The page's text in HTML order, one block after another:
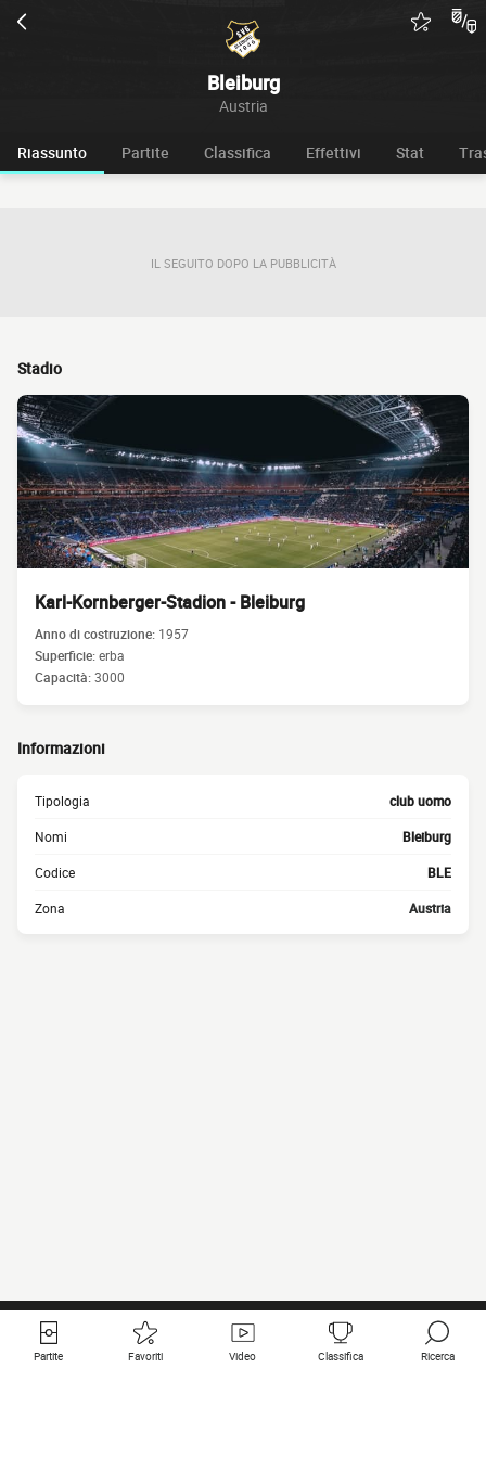
Bleiburg
Austria
Riassunto Partite Classifica Effettivi Stat
IL SEGUITO DOPO LA PUBBLICITÀ
Stadio
Karl-Kornberger-Stadion - Bleiburg
Anno di costruzione: 1957
Superficie:erba
Capacità:3000
Informazioni
Tipologia club uomo
Nomi Bleiburg
Codice BLE
Zona Austria
Partite Favoriti Video Classifica Ricerca